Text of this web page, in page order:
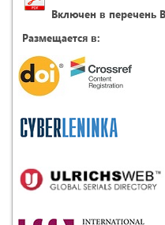
Включен в перечень
Размещается в: